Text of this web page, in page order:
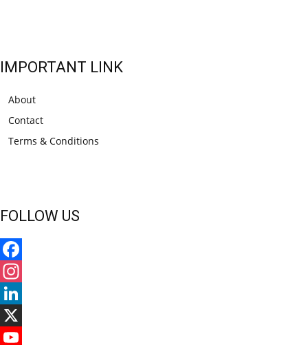
IMPORTANT LINK
About
Contact
Terms & Conditions
FOLLOW US
Facebook
Instagram
LinkedIn
X